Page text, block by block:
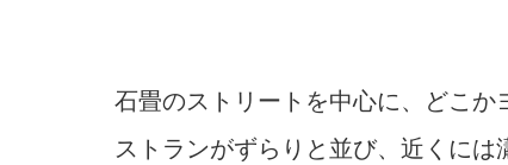
石畳のストリートを中心に、どこ
ストランがずらりと並び、近くに